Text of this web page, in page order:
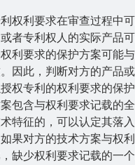
权利要求在审查过程中
者专利权人的实际产品
利要求的保护方案可能
因此，判断对方的产品
权专利的权利要求的保
包含与权利要求记载的
特征的，可以认定其落
果对方的技术方案与权
缺少权利要求记载的一